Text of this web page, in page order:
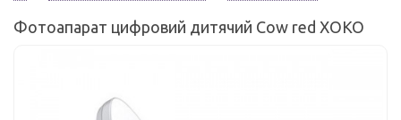
Фотоапарат цифровий дитячий Cow red XOKO